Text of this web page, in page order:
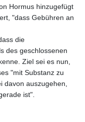
Hormus hinzugefügt
"dass Gebühren an
die
des geschlossenen
Ziel sei es nun,
"mit Substanz zu
davon auszugehen,
ist".